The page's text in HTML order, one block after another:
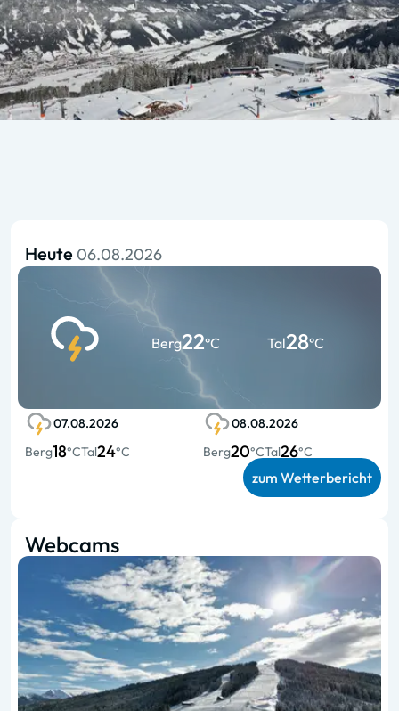
Heute 06.08.2026
Berg22°C Tal28°C
07.08.2026
Berg18°CTal24°C
08.08.2026
Berg20°CTal26°C
zum Wetterbericht
Webcams